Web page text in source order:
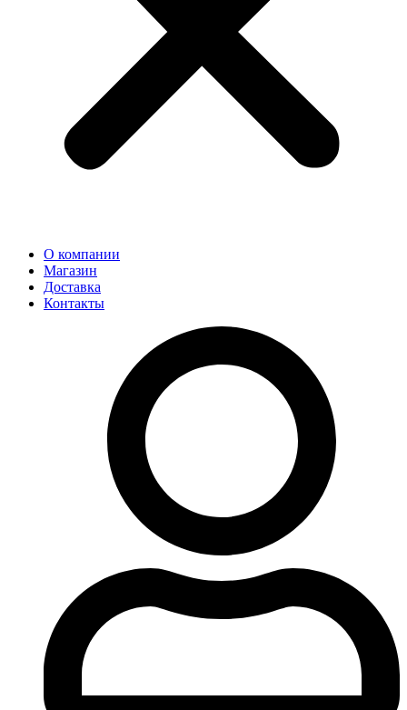
О компании
Магазин
Доставка
Контакты